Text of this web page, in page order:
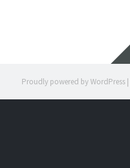
Proudly powered by WordPress |